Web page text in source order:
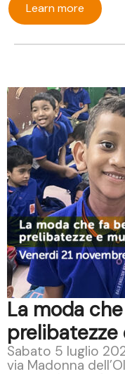
Learn more
La moda
prelibatezze
Sabato 5 luglio
via Madonna